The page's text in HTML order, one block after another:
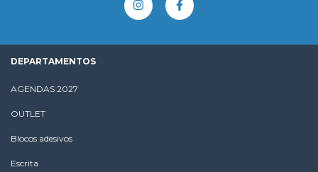
DEPARTAMENTOS
AGENDAS 2027
OUTLET
Blocos adesivos
Escrita